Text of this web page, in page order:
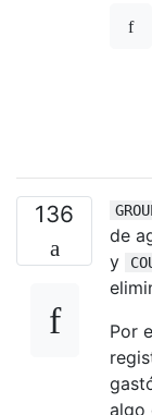
136
de
y
Por
algo